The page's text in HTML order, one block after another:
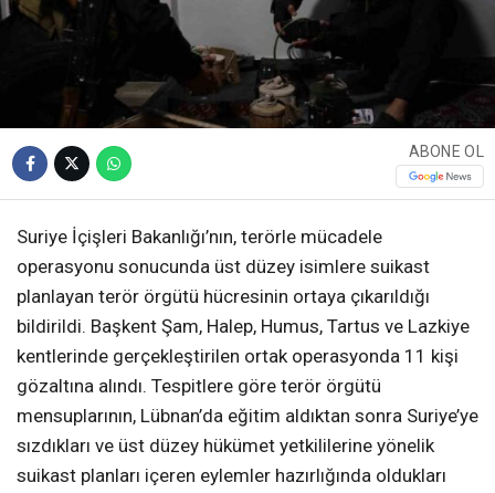
ABONE OL
Suriye İçişleri Bakanlığı’nın, terörle mücadele
operasyonu sonucunda üst düzey isimlere suikast
planlayan terör örgütü hücresinin ortaya çıkarıldığı
bildirildi. Başkent Şam, Halep, Humus, Tartus ve Lazkiye
kentlerinde gerçekleştirilen ortak operasyonda 11 kişi
gözaltına alındı. Tespitlere göre terör örgütü
mensuplarının, Lübnan’da eğitim aldıktan sonra Suriye’ye
sızdıkları ve üst düzey hükümet yetkililerine yönelik
suikast planları içeren eylemler hazırlığında oldukları